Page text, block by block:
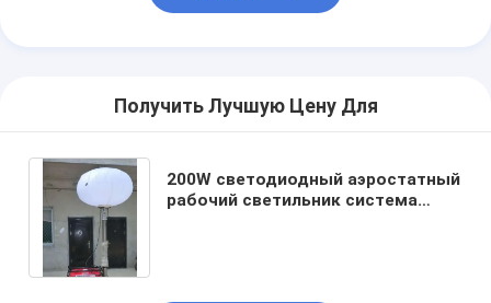
Получить Лучшую Цену Для
200W светодиодный аэростатный
рабочий светильник система